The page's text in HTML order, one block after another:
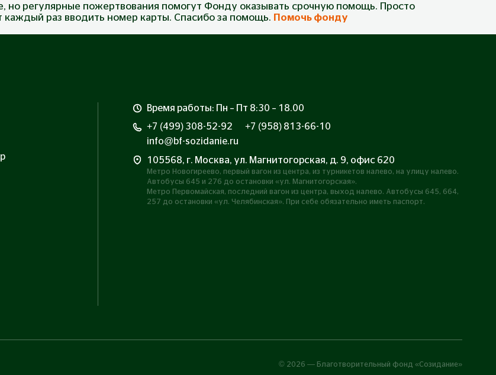
регулярные пожертвования помогут Фонду оказывать срочную помощь. Просто
каждый раз вводить номер карты. Спасибо за помощь. Помочь фонду
Время работы: Пн – Пт 8:30 – 18.00
+7 (499) 308-52-92
+7 (958) 813-66-10
info@bf-sozidanie.ru
105568, г. Москва, ул. Магнитогорская, д. 9, офис 620
Метро Новогиреево, первый вагон из центра, из турникетов налево, на улицу налево.
Автобусы 645 и 276 до остановки «ул. Магнитогорская».
Метро Первомайская, последний вагон из центра, выход налево. Автобусы 645, 664,
257 до остановки «ул. Челябинская». При себе обязательно иметь паспорт.
© 2026 — Благотворительный фонд «Созидание»